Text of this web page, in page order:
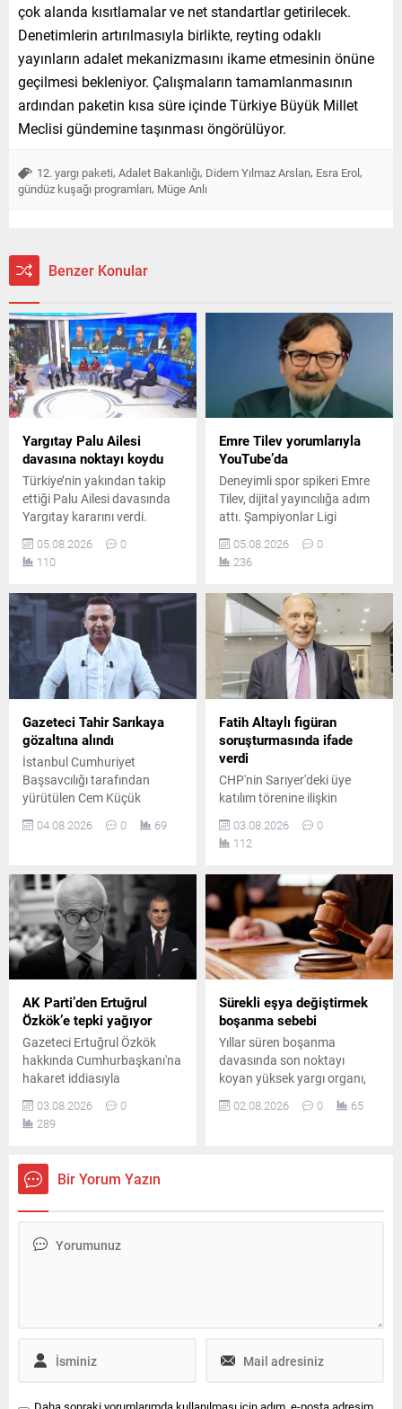
çok alanda kısıtlamalar ve net standartlar getirilecek.
Denetimlerin artırılmasıyla birlikte, reyting odaklı
yayınların adalet mekanizmasını ikame etmesinin önüne
geçilmesi bekleniyor. Çalışmaların tamamlanmasının
ardından paketin kısa süre içinde Türkiye Büyük Millet
Meclisi gündemine taşınması öngörülüyor.
12. yargı paketi, Adalet Bakanlığı, Didem Yılmaz Arslan, Esra Erol,
gündüz kuşağı programları, Müge Anlı
Benzer Konular
Yargıtay Palu Ailesi
davasına noktayı koydu
Türkiye’nin yakından takip
ettiği Palu Ailesi davasında
Yargıtay kararını verdi.
Melike Tahnal’ın ölümüne
ilişkin davada Tuncer
Ustael’e verilen müebbet
sanıklar hakkındaki beraat
kararları kesinleşti.
05.08.2026
0
110
Emre Tilev yorumlarıyla
YouTube’da
Deneyimli spor spikeri Emre
Tilev, dijital yayıncılığa adım
attı. Şampiyonlar Ligi
aünlatımları ile hafızalara
kazınan Emre Tilev, kurduğu
YouTube kanalında her
değerlendirecek.
05.08.2026
0
236
Gazeteci Tahir Sarıkaya
gözaltına alındı
İstanbul Cumhuriyet
Başsavcılığı tarafından
yürütülen Cem Küçük
gazeteci Tahir Sarıkaya
hareketlere ilişkin
incelemelerin sürdüğü
bildirildi.
04.08.2026 0 69
Fatih Altaylı figüran
soruşturmasında ifade
verdi
CHP'nin Sarıyer'deki üye
katılım törenine ilişkin
kapsamında gazeteci Fatih
Altaylı, İstanbul Adalet
Altaylı, adliye girişinde basın
mensuplarının sorularını
yanıtladı.
03.08.2026
0
112
AK Parti’den Ertuğrul
Özkök’e tepki yağıyor
Gazeteci Ertuğrul Özkök
hakkında Cumhurbaşkanı'na
hakaret iddiasıyla
soruşturma başlatılmasının
ardından AK Parti Sözcüsü
Ömer Çelik açıklamalarda
Ertuğrul Özkök'ün sözlerine
tepki gösterdi.
03.08.2026
0
289
Sürekli eşya değiştirmek
boşanma sebebi
Yıllar süren boşanma
davasında son noktayı
koyan yüksek yargı organı,
tarafların kusur oranlarını
yeniden değerlendirerek
02.08.2026 0 65
Bir Yorum Yazın